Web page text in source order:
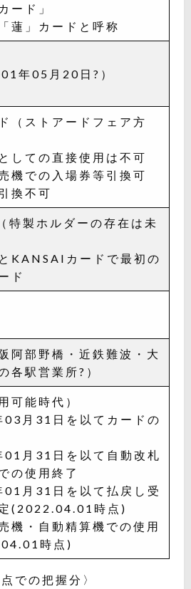
ード」
蓮」カードと呼称
年05月20日?）
（ストアードフェア方
しての直接使用は不可
機での入場券等引換可
換不可
特製ホルダーの存在は未
KANSAIカードで最初の
ド
阿部野橋・近鉄難波・大
各駅営業所?）
可能時代）
月31日を以てカードの
月31日を以て自動改札
の使用終了
月31日を以て払戻し受
(2022.04.01時点)
機・自動精算機での使用
時点)
での把握分〉